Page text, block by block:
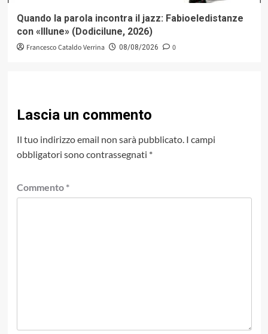
Quando la parola incontra il jazz: Fabioeledistanze
con «Illune» (Dodicilune, 2026)
Francesco Cataldo Verrina 08/08/2026 0
Lascia un commento
Il tuo indirizzo email non sarà pubblicato. I campi
obbligatori sono contrassegnati *
Commento *